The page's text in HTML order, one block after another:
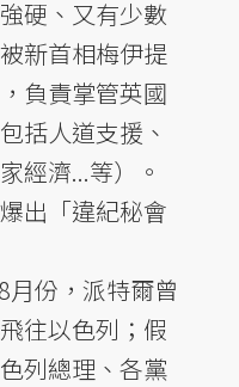
硬、又有少數
新首相梅伊提
負責掌管英國
括人道支援、
經濟...等）。
出「違紀秘會
月份，派特爾曾
往以色列；假
列總理、各黨